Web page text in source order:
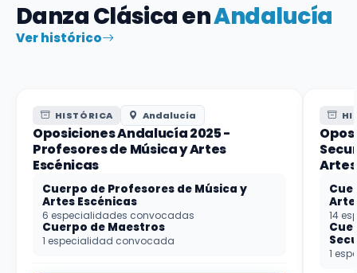
Danza Clásica enAndalucía
Ver histórico
HISTÓRICA Andalucía
Oposiciones Andalucía 2025 -
Profesores de Música y Artes
Escénicas
Cuerpo de Profesores de Música y
Artes Escénicas
6 especialidades convocadas
Cuerpo de Maestros
1 especialidad convocada
14
1